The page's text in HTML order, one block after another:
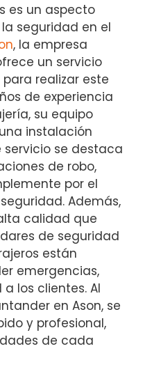
es un aspecto
seguridad en el
, la empresa
un servicio
realizar este
de experiencia
su equipo
instalación
servicio se destaca
de robo,
por el
Además,
calidad que
de seguridad
están
emergencias,
los clientes. Al
en Ason, se
y profesional,
de cada